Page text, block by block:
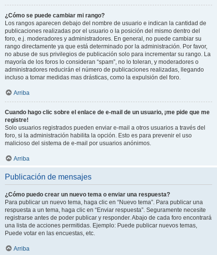
¿Cómo se puede cambiar mi rango?
Los rangos aparecen debajo del nombre de usuario e indican la cantidad de
publicaciones realizadas por el usuario o la posición del mismo dentro del
foro, e.j. moderadores y administradores. En general, no puede cambiar su
rango directamente ya que está determinado por la administración. Por favor,
no abuse de sus privilegios de publicación solo para incrementar su rango. La
mayoría de los foros lo consideran “spam”, no lo toleran, y moderadores o
administradores reducirán el número de publicaciones realizadas, llegando
incluso a tomar medidas mas drásticas, como la expulsión del foro.
Arriba
Cuando hago clic sobre el enlace de e-mail de un usuario, ¡me pide que me
registre!
Solo usuarios registrados pueden enviar e-mail a otros usuarios a través del
foro, si la administración habilita la opción. Esto es para prevenir el uso
malicioso del sistema de e-mail por usuarios anónimos.
Arriba
Publicación de mensajes
¿Cómo puedo crear un nuevo tema o enviar una respuesta?
Para publicar un nuevo tema, haga clic en “Nuevo tema”. Para publicar una
respuesta a un tema, haga clic en “Enviar respuesta”. Seguramente necesite
registrarse antes de poder publicar y responder. Abajo de cada foro encontrará
una lista de acciones permitidas. Ejemplo: Puede publicar nuevos temas,
Puede votar en las encuestas, etc.
Arriba